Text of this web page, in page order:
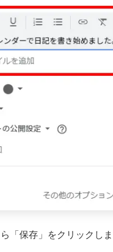
「保存」をクリックしま